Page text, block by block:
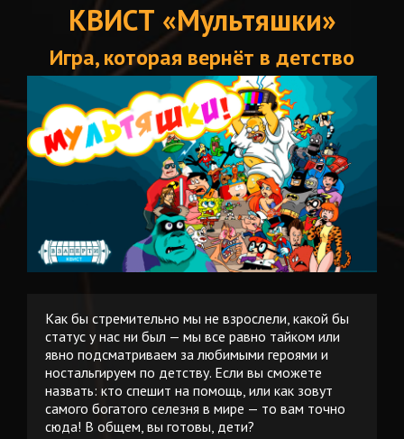
КВИСТ «Мультяшки»
Игра, которая вернёт в детство
Как бы стремительно мы не взрослели, какой бы
статус у нас ни был — мы все равно тайком или
явно подсматриваем за любимыми героями и
ностальгируем по детству. Если вы сможете
назвать: кто спешит на помощь, или как зовут
самого богатого селезня в мире — то вам точно
сюда! В общем, вы готовы, дети?